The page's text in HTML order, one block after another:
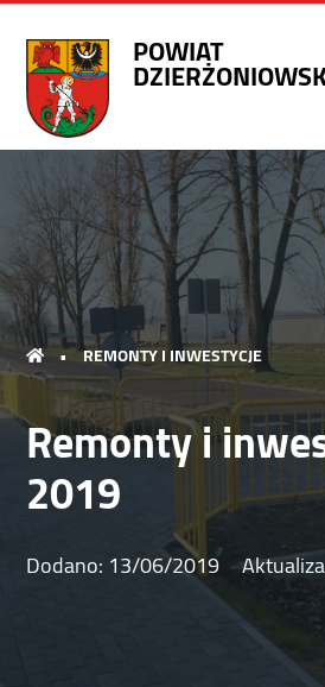
POWIAT
• REMONTY I INWESTYCJE
Remonty i
2019
Dodano: 13/06/2019